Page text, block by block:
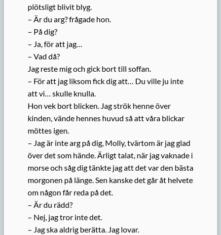
plötsligt blivit blyg.
– Är du arg? frågade hon.
– På dig?
– Ja, för att jag…
– Vad då?
Jag reste mig och gick bort till soffan.
– För att jag liksom fick dig att… Du ville ju inte
att vi… skulle knulla.
Hon vek bort blicken. Jag strök henne över
kinden, vände hennes huvud så att våra blickar
möttes igen.
– Jag är inte arg på dig, Molly, tvärtom är jag glad
över det som hände. Ärligt talat, när jag vaknade i
morse och såg dig tänkte jag att det var den bästa
morgonen på länge. Sen kanske det går åt helvete
om någon får reda på det.
– Är du rädd?
– Nej, jag tror inte det.
– Jag ska aldrig berätta. Jag lovar.